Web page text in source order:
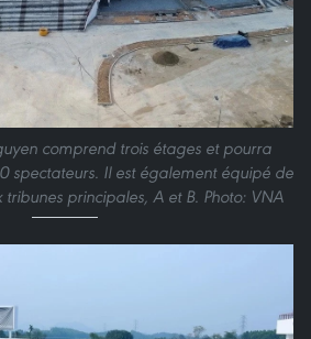
comprend trois étages et pourra
spectateurs. Il est également équipé de
tribunes principales, A et B. Photo: VNA